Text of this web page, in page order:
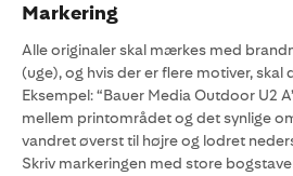
Markering
Alle originaler skal mærkes med
(uge), og hvis der er flere motiver, skal
Eksempel: “Bauer Media Outdoor U2
mellem printområdet og det synlige
vandret øverst til højre og lodret
Skriv markeringen med store